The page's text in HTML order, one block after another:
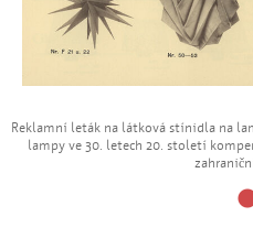
Reklamní leták na látková stínidla na
lampy ve 30. letech 20. století